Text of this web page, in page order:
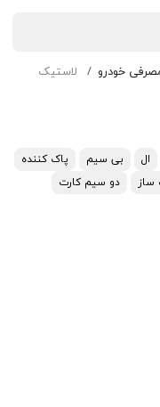
خودرو لاستیک
ال بی سیم
پاک کننده
دو سیم کارت